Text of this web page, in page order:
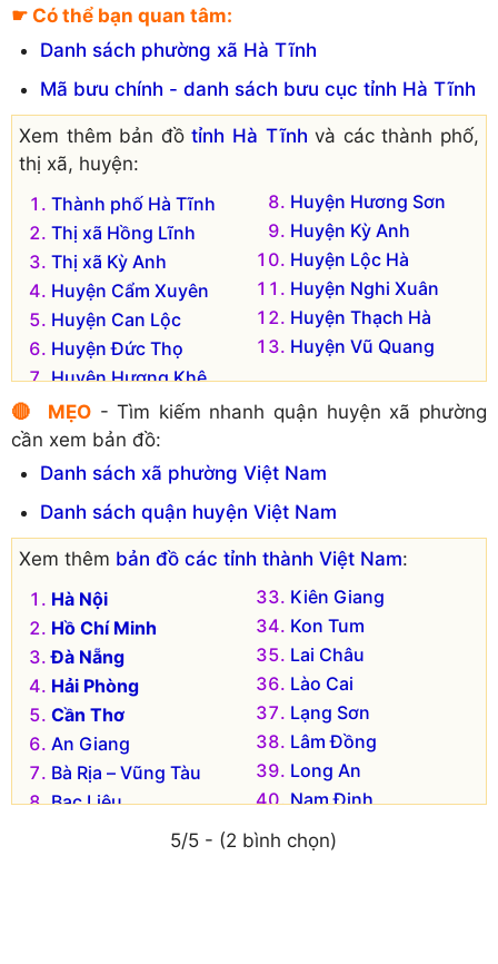
Xã Hương Điền
Xã Hương Quang
Xã Sơn Thọ
☛ Có thể bạn quan tâm:
Danh sách phường xã Hà Tĩnh
Mã bưu chính - danh sách bưu cục tỉnh Hà Tĩnh
Xem thêm bản đồtỉnh Hà Tĩnh và các thành phố,
thị xã, huyện:
Thành phố Hà Tĩnh
Thị xã Hồng Lĩnh
Thị xã Kỳ Anh
Huyện Cẩm Xuyên
Huyện Can Lộc
Huyện Đức Thọ
Huyện Hương Khê
Huyện Hương Sơn
Huyện Kỳ Anh
Huyện Lộc Hà
Huyện Nghi Xuân
Huyện Thạch Hà
Huyện Vũ Quang
🔴 MẸO- Tìm kiếm nhanh quận huyện xã phường
cần xem bản đồ:
Danh sách xã phường Việt Nam
Danh sách quận huyện Việt Nam
Xem thêm bản đồ các tỉnh thành Việt Nam:
Hà Nội
Hồ Chí Minh
Đà Nẵng
Hải Phòng
Cần Thơ
An Giang
Bà Rịa – Vũng Tàu
Bạc Liêu
Kiên Giang
Kon Tum
Lai Châu
Lào Cai
Lạng Sơn
Lâm Đồng
Long An
Nam Định
Nghệ An
Ninh Bình
5/5 - (2 bình chọn)